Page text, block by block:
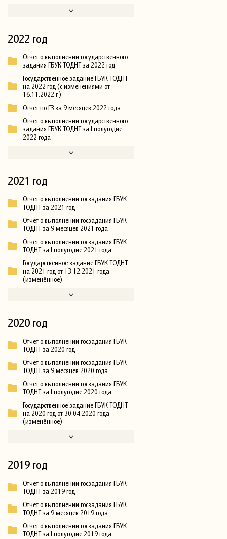
2022 год
Отчет о выполнении государственного
задания ГБУК ТОДНТ за 2022 год
Государственное задание ГБУК ТОДНТ
на 2022 год (с изменениями от
16.11.2022 г.)
Отчет по ГЗ за 9 месяцев 2022 года
Отчет о выполнении государственного
задания ГБУК ТОДНТ за I полугодие
2022 года
2021 год
Отчет о выполнении госзадания ГБУК
ТОДНТ за 2021 год
Отчет о выполнении госзадания ГБУК
ТОДНТ за 9 месяцев 2021 года
Отчет о выполнении госзадания ГБУК
ТОДНТ за I полугодие 2021 года
Государственное задание ГБУК ТОДНТ
на 2021 год от 13.12.2021 года
(изменённое)
2020 год
Отчет о выполнении госзадания ГБУК
ТОДНТ за 2020 год
Отчет о выполнении госзадания ГБУК
ТОДНТ за 9 месяцев 2020 года
Отчет о выполнении госзадания ГБУК
ТОДНТ за I полугодие 2020 года
Государственное задание ГБУК ТОДНТ
на 2020 год от 30.04.2020 года
(изменённое)
2019 год
Отчет о выполнении госзадания ГБУК
ТОДНТ за 2019 год
Отчет о выполнении госзадания ГБУК
ТОДНТ за 9 месяцев 2019 года
Отчет о выполнении госзадания ГБУК
ТОДНТ за I полугодие 2019 года